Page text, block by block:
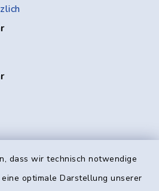
dass wir technisch notwendige
optimale Darstellung unserer
Kontakt